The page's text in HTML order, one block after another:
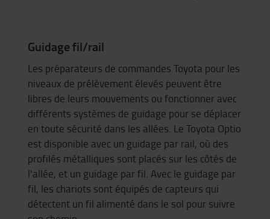
Guidage fil/rail
Les préparateurs de commandes Toyota pour les
niveaux de prélèvement élevés peuvent être
libres de leurs mouvements ou fonctionner avec
différents systèmes de guidage pour se déplacer
en toute sécurité dans les allées. Le Toyota Optio
est disponible avec un guidage par rail, où des
profilés métalliques sont placés sur les côtés de
l'allée, et un guidage par fil. Avec le guidage par
fil, les chariots sont équipés de capteurs qui
détectent un fil alimenté dans le sol pour suivre